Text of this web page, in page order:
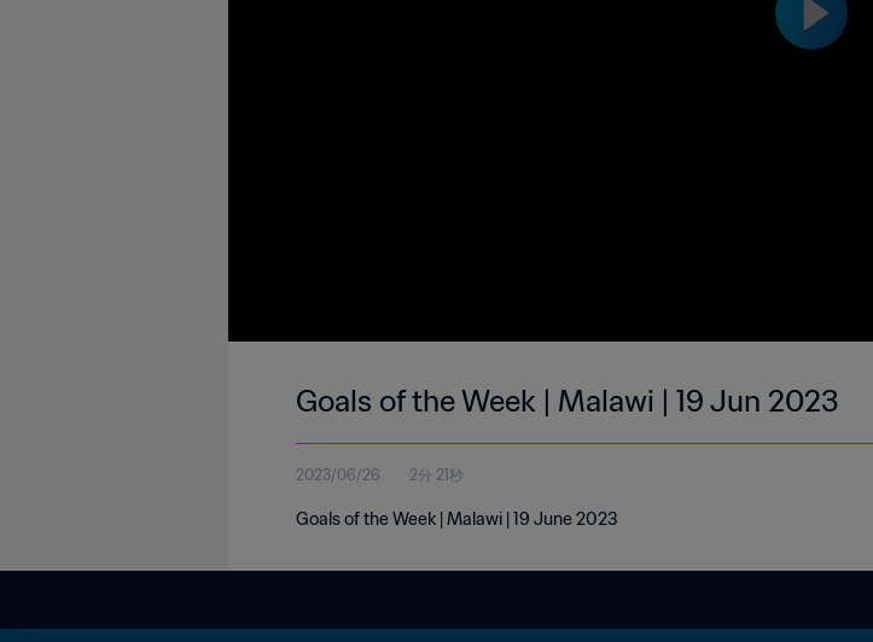
Goals of the Week | Malawi | 19 Jun 2023
2023/06/26 2分 21秒
Goals of the Week | Malawi | 19 June 2023